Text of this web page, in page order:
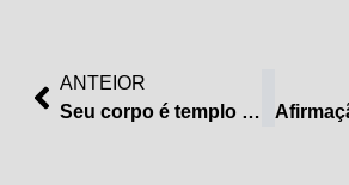
ANTEIOR
Seu corpo é templo do Senhor? O que isso significa na prática